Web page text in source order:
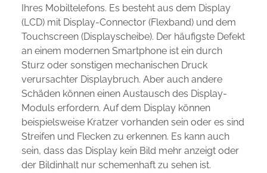
Ihres Mobiltelefons. Es besteht aus dem Display
(LCD) mit Display-Connector (Flexband) und dem
Touchscreen (Displayscheibe). Der häufigste Defekt
an einem modernen Smartphone ist ein durch
Sturz oder sonstigen mechanischen Druck
verursachter Displaybruch. Aber auch andere
Schäden können einen Austausch des Display-
Moduls erfordern. Auf dem Display können
beispielsweise Kratzer vorhanden sein oder es sind
Streifen und Flecken zu erkennen. Es kann auch
sein, dass das Display kein Bild mehr anzeigt oder
der Bildinhalt nur schemenhaft zu sehen ist.